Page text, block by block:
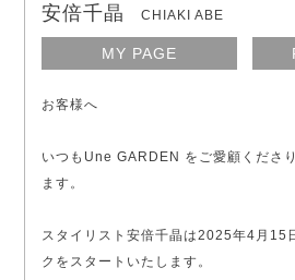
安倍千晶 CHIAKI ABE
MY PAGE
お客様へ
いつもUne GARDEN をご愛顧くださ
ます。
スタイリスト安倍千晶は2025年4月15
クをスタートいたします。